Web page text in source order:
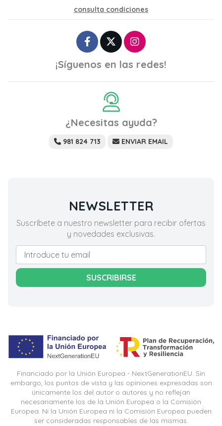
consulta condiciones
¡Síguenos en las redes!
¿Necesitas ayuda?
981 824 713 ENVIAR EMAIL
NEWSLETTER
Suscríbete a nuestro newsletter para recibir ofertas
y novedades exclusivas.
SUSCRIBIRSE
Financiado por la Unión Europea - NextGenerationEU. Sin
embargo, los puntos de vista y las opiniones expresadas son
únicamente los del autor o autores y no reflejan
necesariamente los de la Unión Europea o la Comisión
Europea. Ni la Unión Europea ni la Comisión Europea pueden
ser consideradas responsables de las mismas.